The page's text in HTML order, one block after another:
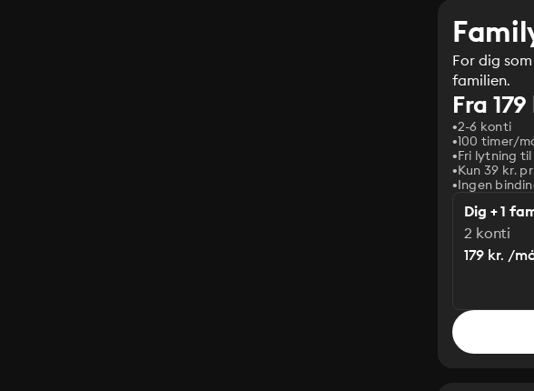
For dig
familien.
Fra
2-6 konti
100 timer/
Fri lytning
Kun 39 kr.
Ingen
Dig + 1
2 konti
179 kr. /